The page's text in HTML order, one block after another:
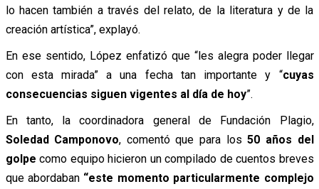
lo hacen también a través del relato, de la literatura y de la
creación artística”, explayó.
En ese sentido, López enfatizó que “les alegra poder llegar
con esta mirada” a una fecha tan importante y “cuyas
consecuencias siguen vigentes al día de hoy”.
En tanto, la coordinadora general de Fundación Plagio,
Soledad Camponovo, comentó que para los50 años del
golpe como equipo hicieron un compilado de cuentos breves
que abordaban“este momento particularmente complejo